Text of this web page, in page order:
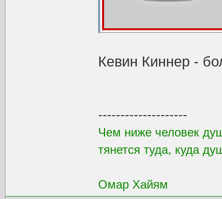
Кевин Киннер -
--------------------
Чем ниже человек
тянется туда, куда
Омар Хайям